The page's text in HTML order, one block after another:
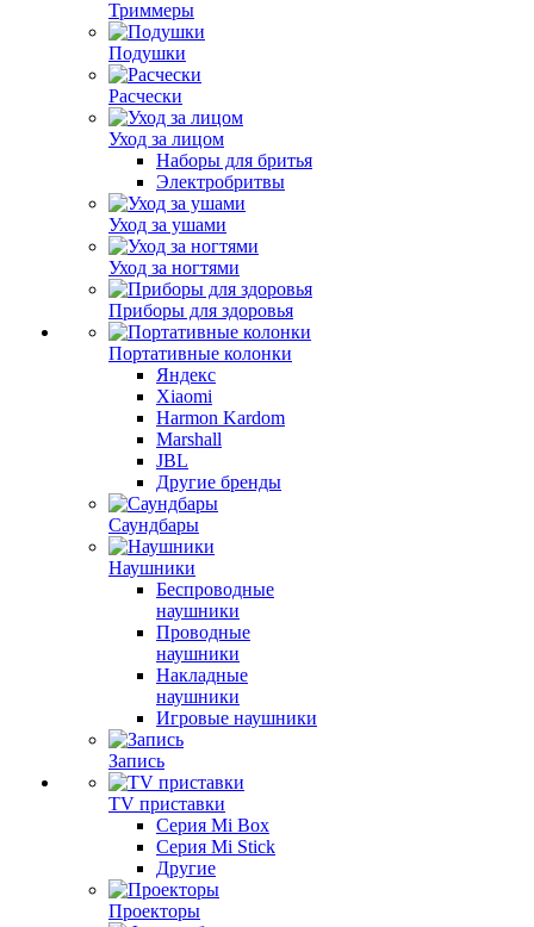
Триммеры
Подушки
Расчески
Уход за лицом
Наборы для бритья
Электробритвы
Уход за ушами
Уход за ногтями
Приборы для здоровья
Портативные колонки
Яндекс
Xiaomi
Harmon Kardom
Marshall
JBL
Другие бренды
Саундбары
Наушники
Беспроводные
наушники
Проводные
наушники
Накладные
наушники
Игровые наушники
Запись
TV приставки
Серия Mi Box
Серия Mi Stick
Другие
Проекторы